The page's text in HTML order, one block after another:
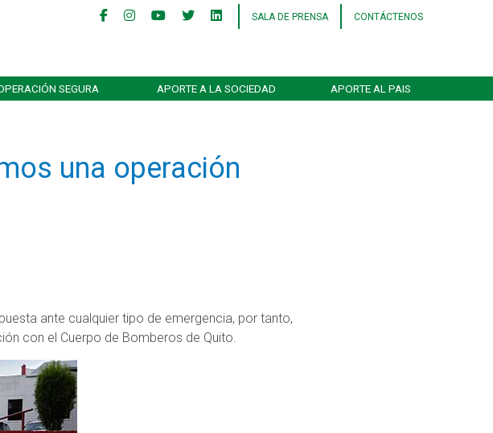
SALA DE PRENSA CONTÁCTENOS
SEGURA APORTE A LA SOCIEDAD APORTE AL PAIS
una operación
ante cualquier tipo de emergencia, por tanto,
con el Cuerpo de Bomberos de Quito.